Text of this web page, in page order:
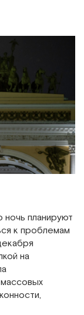
планируют
к проблемам
на